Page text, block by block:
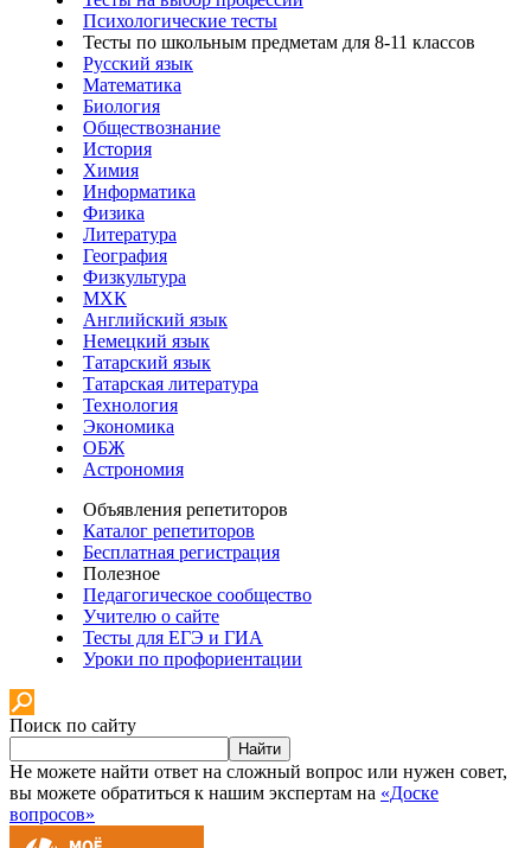
Психологические тесты
Тесты по школьным предметам для 8-11 классов
Русский язык
Математика
Биология
Обществознание
История
Химия
Информатика
Физика
Литература
География
Физкультура
МХК
Английский язык
Немецкий язык
Татарский язык
Татарская литература
Технология
Экономика
ОБЖ
Астрономия
Объявления репетиторов
Каталог репетиторов
Бесплатная регистрация
Полезное
Педагогическое сообщество
Учителю о сайте
Тесты для ЕГЭ и ГИА
Уроки по профориентации
Поиск по сайту
Найти
Не можете найти ответ на сложный вопрос или нужен совет,
вы можете обратиться к нашим экспертам на «Доске
вопросов»